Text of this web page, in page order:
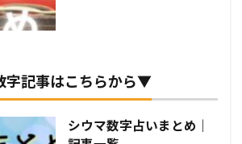
字記事はこちらから▼
シウマ数字占いまとめ｜